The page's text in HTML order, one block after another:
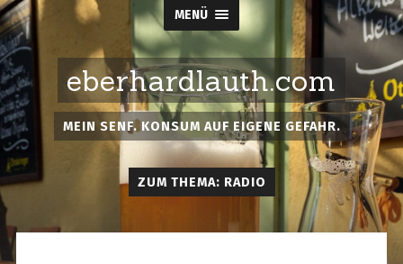
MENÜ
eberhardlauth.com
MEIN SENF. KONSUM AUF EIGENE GEFAHR.
ZUM THEMA: RADIO